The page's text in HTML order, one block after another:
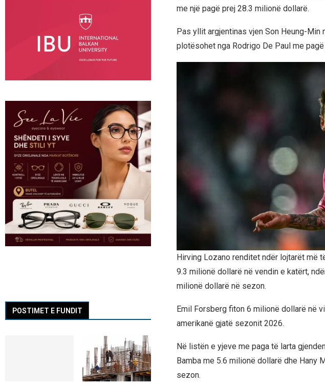
me një pagë prej 28.3 milionë dollarë.
Pas yllit argjentinas vjen Son Heung-
plotësohet nga Rodrigo De Paul me
Hirving Lozano renditet ndër lojtarët më
9.3 milionë dollarë në vendin e katërt,
milionë dollarë në sezon.
Emil Forsberg fiton 6 milionë dollarë në
amerikanë gjatë sezonit 2026.
Në listën e yjeve me paga të larta
Bamba me 5.6 milionë dollarë dhe Hany
sezon.
POSTIMET E FUNDIT